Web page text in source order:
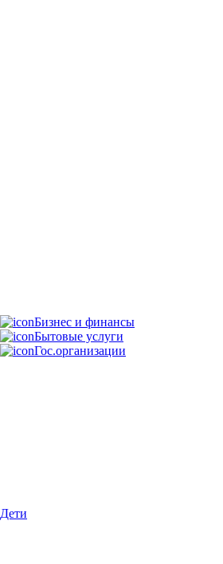
Бизнес и финансы
Бытовые услуги
Гос.организации
Дети